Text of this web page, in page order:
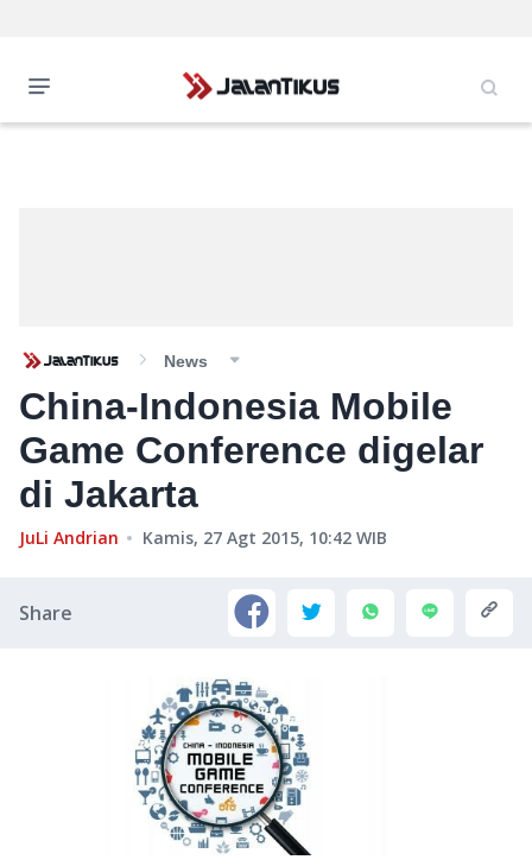
News
China-Indonesia Mobile
Game Conference digelar
di Jakarta
JuLi Andrian Kamis, 27 Agt 2015, 10:42 WIB
Share